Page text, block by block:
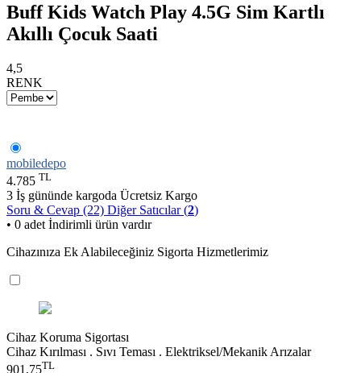
Buff Kids Watch Play 4.5G Sim Kartlı
Akıllı Çocuk Saati
4,5
RENK
mobiledepo
4.785 TL
3 İş gününde kargoda Ücretsiz Kargo
Soru & Cevap (22) Diğer Satıcılar (2)
• 0 adet İndirimli ürün vardır
Cihazınıza Ek Alabileceğiniz Sigorta Hizmetlerimiz
Cihaz Koruma Sigortası
Cihaz Kırılması . Sıvı Teması . Elektriksel/Mekanik Arızalar
901,75TL